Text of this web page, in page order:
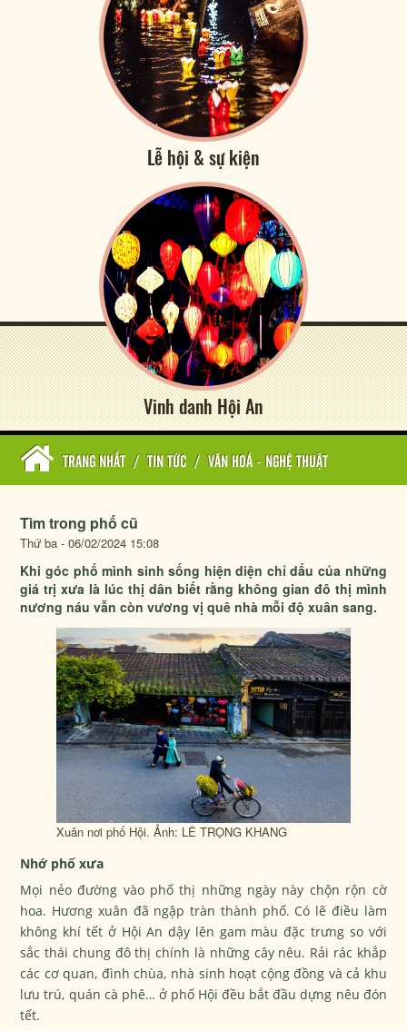
Lễ hội & sự kiện
Vinh danh Hội An
TRANG NHẤT / TIN TỨC / VĂN HOÁ - NGHỆ THUẬT
Tìm trong phố cũ
Thứ ba - 06/02/2024 15:08
Khi góc phố mình sinh sống hiện diện chỉ dấu của những
giá trị xưa là lúc thị dân biết rằng không gian đô thị mình
nương náu vẫn còn vương vị quê nhà mỗi độ xuân sang.
Xuân nơi phố Hội. Ảnh: LÊ TRỌNG KHANG
Nhớ phố xưa
Mọi nẻo đường vào phố thị những ngày này chộn rộn cờ
hoa. Hương xuân đã ngập tràn thành phố. Có lẽ điều làm
không khí tết ở Hội An dậy lên gam màu đặc trưng so với
sắc thái chung đô thị chính là những cây nêu. Rải rác khắp
các cơ quan, đình chùa, nhà sinh hoạt cộng đồng và cả khu
lưu trú, quán cà phê… ở phố Hội đều bắt đầu dựng nêu đón
tết.